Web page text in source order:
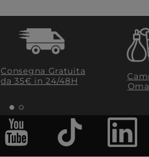
Consegna Gratuita
da 35€​ in 24/48H